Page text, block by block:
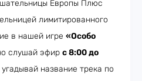
Европы Плюс
лимитированного
в нашей игре «Особо
слушай эфир с 8:00 до
угадывай название трека по